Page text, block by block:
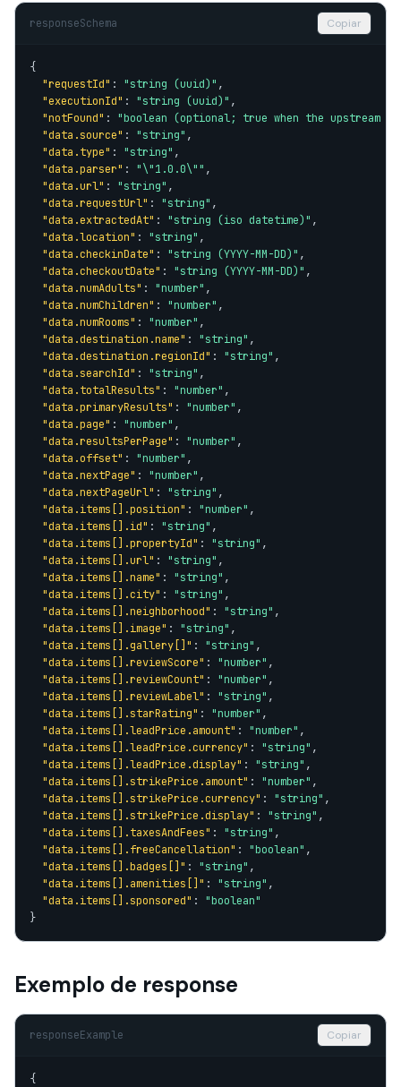
responseSchema Copiar
{
"requestId" : "string (uuid)" ,
"executionId" : "string (uuid)" ,
"notFound" : "boolean (optional; true when the upstream
"data.source" : "string" ,
"data.type" : "string" ,
"data.parser" : "\"1.0.0\"" ,
"data.url" : "string" ,
"data.requestUrl" : "string" ,
"data.extractedAt" : "string (iso datetime)" ,
"data.location" : "string" ,
"data.checkinDate" : "string (YYYY-MM-DD)" ,
"data.checkoutDate" : "string (YYYY-MM-DD)" ,
"data.numAdults" : "number" ,
"data.numChildren" : "number" ,
"data.numRooms" : "number" ,
"data.destination.name" : "string" ,
"data.destination.regionId" : "string" ,
"data.searchId" : "string" ,
"data.totalResults" : "number" ,
"data.primaryResults" : "number" ,
"data.page" : "number" ,
"data.resultsPerPage" : "number" ,
"data.offset" : "number" ,
"data.nextPage" : "number" ,
"data.nextPageUrl" : "string" ,
"data.items[].position" : "number" ,
"data.items[].id" : "string" ,
"data.items[].propertyId" : "string" ,
"data.items[].url" : "string" ,
"data.items[].name" : "string" ,
"data.items[].city" : "string" ,
"data.items[].neighborhood" : "string" ,
"data.items[].image" : "string" ,
"data.items[].gallery[]" : "string" ,
"data.items[].reviewScore" : "number" ,
"data.items[].reviewCount" : "number" ,
"data.items[].reviewLabel" : "string" ,
"data.items[].starRating" : "number" ,
"data.items[].leadPrice.amount" : "number" ,
"data.items[].leadPrice.currency" : "string" ,
"data.items[].leadPrice.display" : "string" ,
"data.items[].strikePrice.amount" : "number" ,
"data.items[].strikePrice.currency" : "string" ,
"data.items[].strikePrice.display" : "string" ,
"data.items[].taxesAndFees" : "string" ,
"data.items[].freeCancellation" : "boolean" ,
"data.items[].badges[]" : "string" ,
"data.items[].amenities[]" : "string" ,
"data.items[].sponsored" : "boolean"
}
Exemplo de response
responseExample Copiar
{